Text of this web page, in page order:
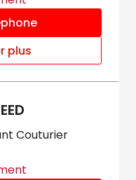
plus
Couturier